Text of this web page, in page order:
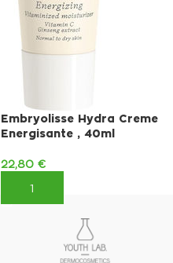
Embryolisse Hydra Creme
Energisante , 40ml
22,80 €
ΠΡΟΣΘΉΚΗ ΣΤΟ ΚΑΛΆΘΙ